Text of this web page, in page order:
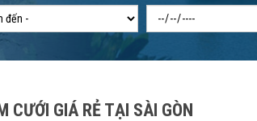
CƯỚI GIÁ RẺ TẠI SÀI GÒN